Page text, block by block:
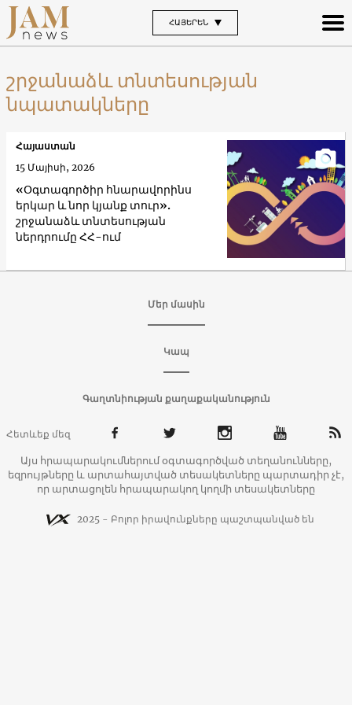
ՀԱՅԵՐԵՆ
շրջանաձև տնտեսության
նպատակները
«Օգտագործիր հնարավորինս
երկար և նոր կյանք տուր».
շրջանաձև տնտեսության
ներդրումը ՀՀ-ում
Հայաստան
15 Մայիսի, 2026
Մեր մասին
Կապ
Գաղտնիության քաղաքականություն
Հետևեք մեզ
Այս հրապարակումներում օգտագործված տեղանունները,
եզրույթները և արտահայտված տեսակետները պարտադիր չէ,
որ արտացոլեն հրապարակող կողմի տեսակետները
2025 - Բոլոր իրավունքները պաշտպանված են